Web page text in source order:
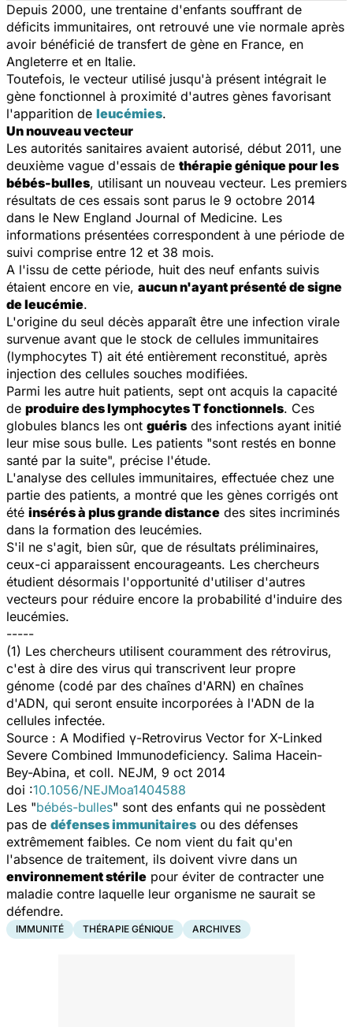
Depuis 2000, une trentaine d'enfants souffrant de
déficits immunitaires, ont retrouvé une vie normale après
avoir bénéficié de transfert de gène en France, en
Angleterre et en Italie.
Toutefois, le vecteur utilisé jusqu'à présent intégrait le
gène fonctionnel à proximité d'autres gènes favorisant
l'apparition de leucémies.
Un nouveau vecteur
Les autorités sanitaires avaient autorisé, début 2011, une
deuxième vague d'essais de thérapie génique pour les
bébés-bulles, utilisant un nouveau vecteur. Les premiers
résultats de ces essais sont parus le 9 octobre 2014
dans le New England Journal of Medicine. Les
informations présentées correspondent à une période de
suivi comprise entre 12 et 38 mois.
A l'issu de cette période, huit des neuf enfants suivis
étaient encore en vie, aucun n'ayant présenté de signe
de leucémie.
L'origine du seul décès apparaît être une infection virale
survenue avant que le stock de cellules immunitaires
(lymphocytes T) ait été entièrement reconstitué, après
injection des cellules souches modifiées.
Parmi les autre huit patients, sept ont acquis la capacité
de produire des lymphocytes T fonctionnels. Ces
globules blancs les ont guéris des infections ayant initié
leur mise sous bulle. Les patients "sont restés en bonne
santé par la suite", précise l'étude.
L'analyse des cellules immunitaires, effectuée chez une
partie des patients, a montré que les gènes corrigés ont
été insérés à plus grande distance des sites incriminés
dans la formation des leucémies.
S'il ne s'agit, bien sûr, que de résultats préliminaires,
ceux-ci apparaissent encourageants. Les chercheurs
étudient désormais l'opportunité d'utiliser d'autres
vecteurs pour réduire encore la probabilité d'induire des
leucémies.
-----
(1) Les chercheurs utilisent couramment des rétrovirus,
c'est à dire des virus qui transcrivent leur propre
génome (codé par des chaînes d'ARN) en chaînes
d'ADN, qui seront ensuite incorporées à l'ADN de la
cellules infectée.
Source : A Modified γ-Retrovirus Vector for X-Linked
Severe Combined Immunodeficiency. Salima Hacein-
Bey-Abina, et coll. NEJM, 9 oct 2014
doi :10.1056/NEJMoa1404588
Les "bébés-bulles" sont des enfants qui ne possèdent
pas de défenses immunitaires ou des défenses
extrêmement faibles. Ce nom vient du fait qu'en
l'absence de traitement, ils doivent vivre dans un
environnement stérile pour éviter de contracter une
maladie contre laquelle leur organisme ne saurait se
défendre.
IMMUNITÉ THÉRAPIE GÉNIQUE ARCHIVES